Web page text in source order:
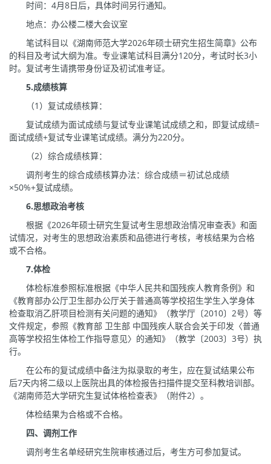
时间：4月8日后，具体时间另行通知。
地点：办公楼二楼大会议室
笔试科目以《湖南师范大学2026年硕士研究生招生简章》公布
的科目及考试大纲为准。专业课笔试科目满分120分，考试时长3小
时。复试考生请携带身份证及初试准考证。
5.成绩核算
（1）复试成绩核算：
复试成绩为面试成绩与复试专业课笔试成绩之和，即复试成绩=
面试成绩+复试专业课笔试成绩。满分为220分。
（2）综合成绩核算：
调剂考生的综合成绩核算办法：综合成绩＝初试总成绩
×50%+复试成绩。
6.思想政治考核
根据《2026年硕士研究生复试考生思想政治情况审查表》和面
试情况，对考生的思想政治素质和品德进行考核，考核结果为合格
或不合格。
7.体检
体检标准参照标准根据《中华人民共和国残疾人教育条例》和
《教育部办公厅卫生部办公厅关于普通高等学校招生学生入学身体
检查取消乙肝项目检测有关问题的通知》（教学厅〔2010〕2号）等
文件规定，参照《教育部 卫生部 中国残疾人联合会关于印发〈普通
高等学校招生体检工作指导意见〉的通知》（教学〔2003〕3号）执
行。
在公布的复试成绩中备注为拟录取的考生，应在复试结果公布
后7天内将二级以上医院出具的体检报告扫描件提交至科教培训部。
《湖南师范大学研究生复试体格检查表》（附件2）。
体检结果为合格或不合格。
四、 调剂工作
调剂考生名单经研究生院审核通过后，考生方可参加复试。